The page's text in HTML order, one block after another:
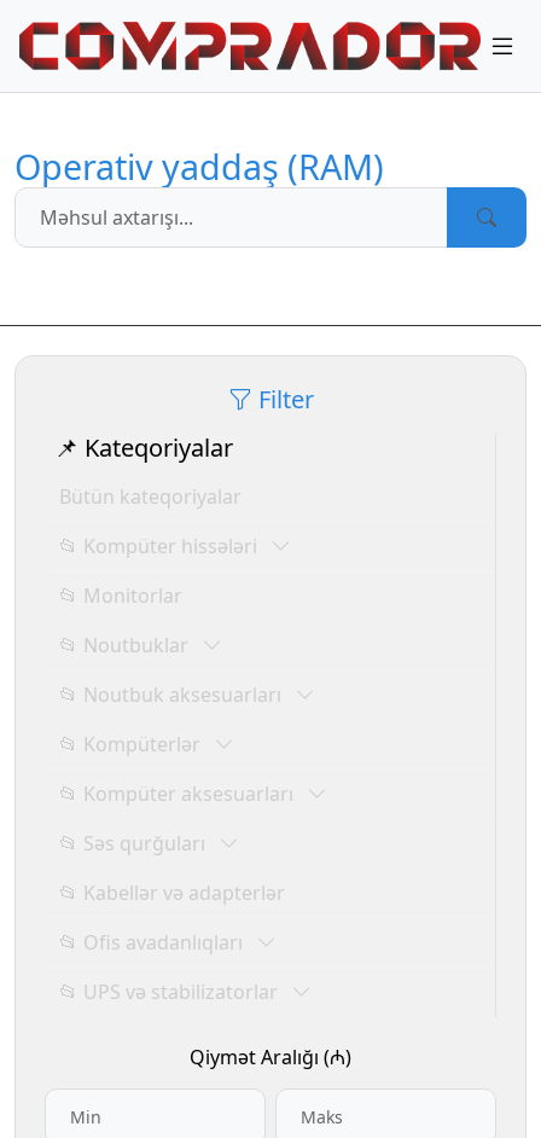
Operativ yaddaş (RAM)
Filter
📌 Kateqoriyalar
Bütün kateqoriyalar
📂 Kompüter hissələri
📂 Monitorlar
📂 Noutbuklar
📂 Noutbuk aksesuarları
📂 Kompüterlər
📂 Kompüter aksesuarları
📂 Səs qurğuları
📂 Kabellər və adapterlər
📂 Ofis avadanlıqları
📂 UPS və stabilizatorlar
Qiymət Aralığı (₼)